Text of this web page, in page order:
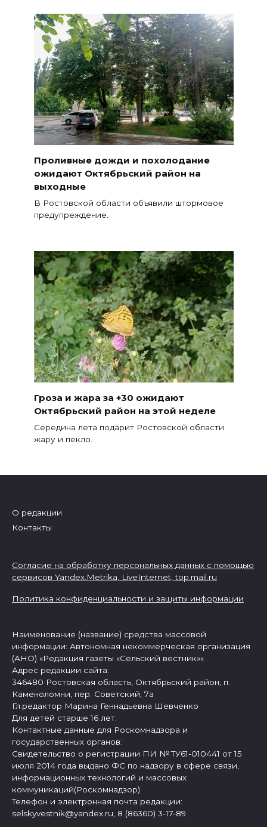
Проливные дожди и похолодание
ожидают Октябрьский район на
выходные
В Ростовской области объявили штормовое
предупреждение.
Гроза и жара за +30 ожидают
Октябрьский район на этой неделе
Середина лета подарит Ростовской области
жару и пекло.
О редакции
Контакты
Согласие на обработку персональных данных с помощью
сервисов Yandex.Metrika, LiveInternet,top.mail.ru
Политика конфиденциальности и защиты информации
Наименование (название) средства массовой
информации: Автономная некоммерческая организация
(АНО) «Редакция газеты «Сельский вестник»»
Адрес редакции сайта:
346480 Ростовская область, Октябрьский район, п.
Каменоломни, пер. Советский, 7а
Гл.редактор Марина Геннадьевна Шевченко
Для детей старше 16 лет.
Контактные данные для Роскомнадзора и
государственных органов:
Свидетельство о регистрации ПИ № ТУ61-010441 от 15
июля 2014 года выдано ФС по надзору в сфере связи,
информационных технологий и массовых
коммуникаций(Роскомнадзор)
Телефон и электронная почта редакции:
selskyvestnik@yandex.ru, 8 (86360) 3-17-89